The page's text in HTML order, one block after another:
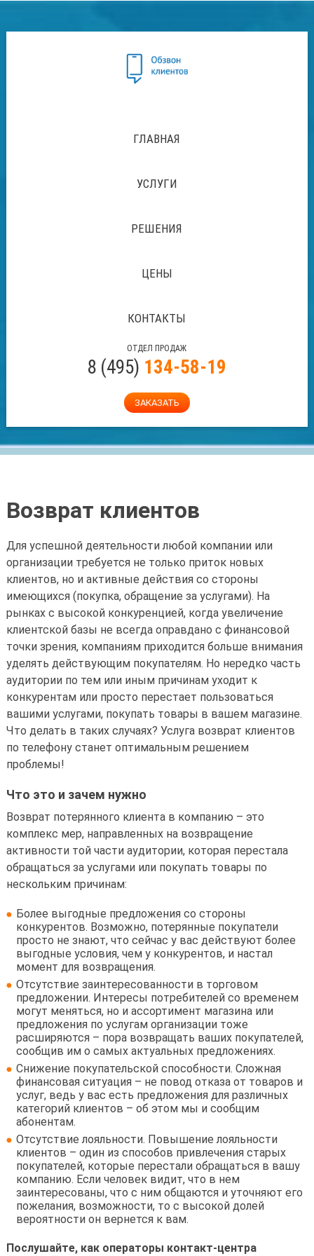
ГЛАВНАЯ
УСЛУГИ
РЕШЕНИЯ
ЦЕНЫ
КОНТАКТЫ
ОТДЕЛ ПРОДАЖ
8 (495) 134-58-19
ЗАКАЗАТЬ
Возврат клиентов
Для успешной деятельности любой компании или
организации требуется не только приток новых
клиентов, но и активные действия со стороны
имеющихся (покупка, обращение за услугами). На
рынках с высокой конкуренцией, когда увеличение
клиентской базы не всегда оправдано с финансовой
точки зрения, компаниям приходится больше внимания
уделять действующим покупателям. Но нередко часть
аудитории по тем или иным причинам уходит к
конкурентам или просто перестает пользоваться
вашими услугами, покупать товары в вашем магазине.
Что делать в таких случаях? Услуга возврат клиентов
по телефону станет оптимальным решением
проблемы!
Что это и зачем нужно
Возврат потерянного клиента в компанию – это
комплекс мер, направленных на возвращение
активности той части аудитории, которая перестала
обращаться за услугами или покупать товары по
нескольким причинам:
Более выгодные предложения со стороны
конкурентов. Возможно, потерянные покупатели
просто не знают, что сейчас у вас действуют более
выгодные условия, чем у конкурентов, и настал
момент для возвращения.
Отсутствие заинтересованности в торговом
предложении. Интересы потребителей со временем
могут меняться, но и ассортимент магазина или
предложения по услугам организации тоже
расширяются – пора возвращать ваших покупателей,
сообщив им о самых актуальных предложениях.
Снижение покупательской способности. Сложная
финансовая ситуация – не повод отказа от товаров и
услуг, ведь у вас есть предложения для различных
категорий клиентов – об этом мы и сообщим
абонентам.
Отсутствие лояльности. Повышение лояльности
клиентов – один из способов привлечения старых
покупателей, которые перестали обращаться в вашу
компанию. Если человек видит, что в нем
заинтересованы, что с ним общаются и уточняют его
пожелания, возможности, то с высокой долей
вероятности он вернется к вам.
Послушайте, как операторы контакт-центра